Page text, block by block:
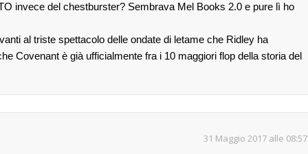
invece del chestburster? Sembrava Mel Books 2.0 e pure lì ho
al triste spettacolo delle ondate di letame che Ridley ha
Covenant è già ufficialmente fra i 10 maggiori flop della storia del
31 Maggio 2017 alle 08:57